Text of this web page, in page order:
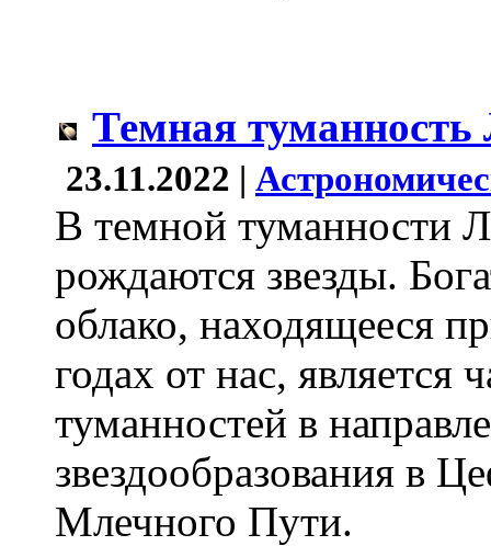
Темная
23.11.2022 |
В темной туманности
рождаются звезды.
облако, находящееся
годах от нас, является
туманностей в
звездообразования в
Млечного Пути.